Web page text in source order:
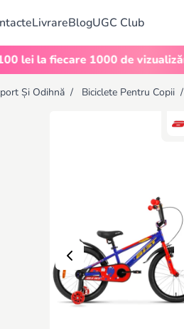
LivrareBlogUGC Club
fiecare 1000 de vizualizări
Și Odihnă / Biciclete Pentru Copii /